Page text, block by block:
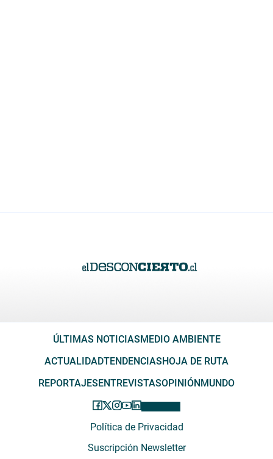
ÚLTIMAS NOTICIASMEDIO AMBIENTE
ACTUALIDADTENDENCIASHOJA DE RUTA
REPORTAJESENTREVISTASOPINIÓNMUNDO
Política de Privacidad
Suscripción Newsletter